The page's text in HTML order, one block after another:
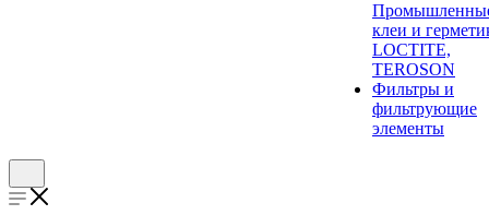
клеи и
LOCTITE,
TEROSON
Фильтры и
фильтрующие
элементы